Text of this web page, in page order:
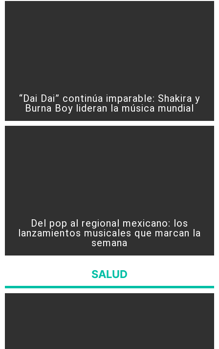
“Dai Dai” continúa imparable: Shakira y
Burna Boy lideran la música mundial
Del pop al regional mexicano: los
lanzamientos musicales que marcan la
semana
SALUD